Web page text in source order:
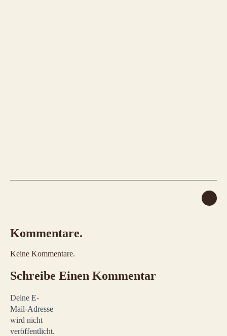
Kommentare.
Keine Kommentare.
Schreibe Einen Kommentar
Deine E-
Mail-Adresse
wird nicht
veröffentlicht.